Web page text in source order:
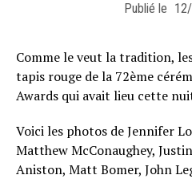
Publié le
Comme le veut la tradition,
tapis rouge de la 72ème
Awards qui avait lieu cette
Voici les photos de Jennifer
Matthew McConaughey,
Aniston, Matt Bomer, John